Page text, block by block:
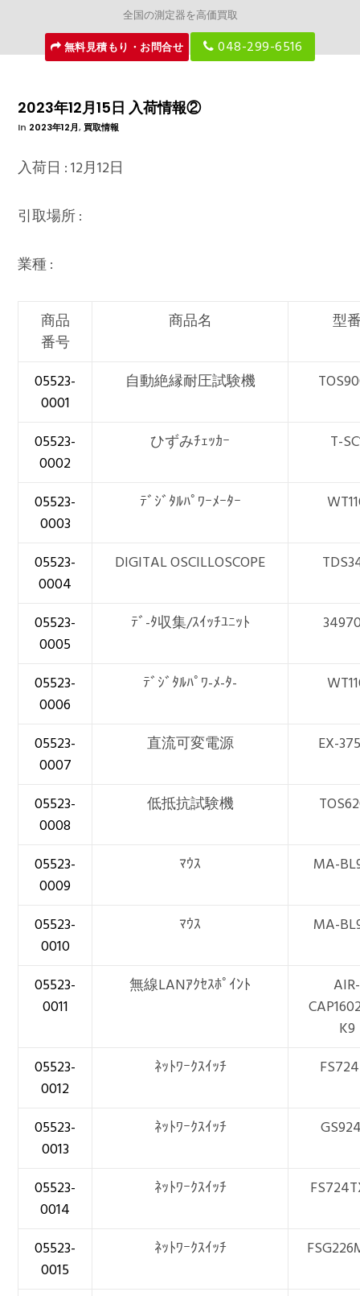
全国の測定器を高価買取
無料見積もり・お問合せ
048-299-6516
2023年12月15日 入荷情報②
In 2023年12月,買取情報
入荷日 : 12月12日
引取場所 :
業種 :
商品
番号
商品名 型
05523-
0001
自動絶縁耐圧試験機
05523-
0002
ひずみﾁｪｯｶｰ T-
05523-
0003
ﾃﾞｼﾞﾀﾙﾊﾟﾜｰﾒｰﾀｰ
05523-
0004
DIGITAL OSCILLOSCOPE
05523-
0005
ﾃﾞ-ﾀ収集/ｽｲｯﾁﾕﾆｯﾄ
05523-
0006
ﾃﾞｼﾞﾀﾙﾊﾟﾜ-ﾒ-ﾀ-
05523-
0007
直流可変電源 EX-
05523-
0008
低抵抗試験機
05523-
0009
ﾏｳｽ MA-
05523-
0010
ﾏｳｽ MA-
05523-
0011
無線LANｱｸｾｽﾎﾟｲﾝﾄ
AIR-
K9
05523-
0012
ﾈｯﾄﾜｰｸｽｲｯﾁ
05523-
0013
ﾈｯﾄﾜｰｸｽｲｯﾁ
05523-
0014
ﾈｯﾄﾜｰｸｽｲｯﾁ
05523-
0015
ﾈｯﾄﾜｰｸｽｲｯﾁ